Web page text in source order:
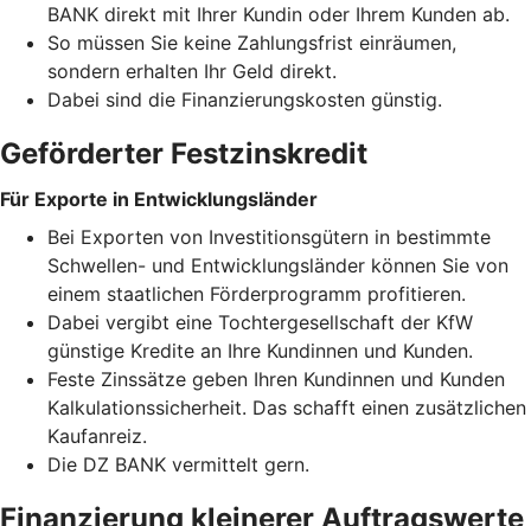
BANK direkt mit Ihrer Kundin oder Ihrem Kunden ab.
So müssen Sie keine Zahlungsfrist einräumen,
sondern erhalten Ihr Geld direkt.
Dabei sind die Finanzierungskosten günstig.
Geförderter Festzinskredit
Für Exporte in Entwicklungsländer
Bei Exporten von Investitionsgütern in bestimmte
Schwellen- und Entwicklungsländer können Sie von
einem staatlichen Förderprogramm profitieren.
Dabei vergibt eine Tochtergesellschaft der KfW
günstige Kredite an Ihre Kundinnen und Kunden.
Feste Zinssätze geben Ihren Kundinnen und Kunden
Kalkulationssicherheit. Das schafft einen zusätzlichen
Kaufanreiz.
Die DZ BANK vermittelt gern.
Finanzierung kleinerer Auftragswerte